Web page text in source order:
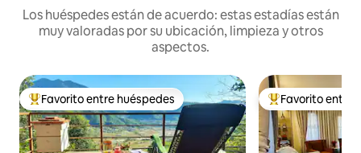
Los huéspedes están de acuerdo: estas estadías están
muy valoradas por su ubicación, limpieza y otros
aspectos.
Favorito entre huéspedes preferido
Favorito entre huéspedes Favorito entre
Favorito entre